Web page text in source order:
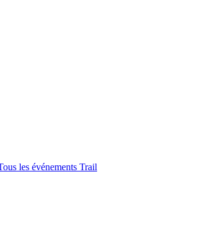
les événements Trail